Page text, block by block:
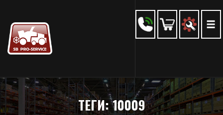
ТЕГИ: 10009